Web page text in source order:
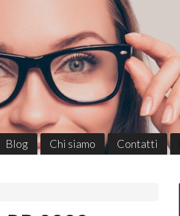
Blog Chi siamo Contatti